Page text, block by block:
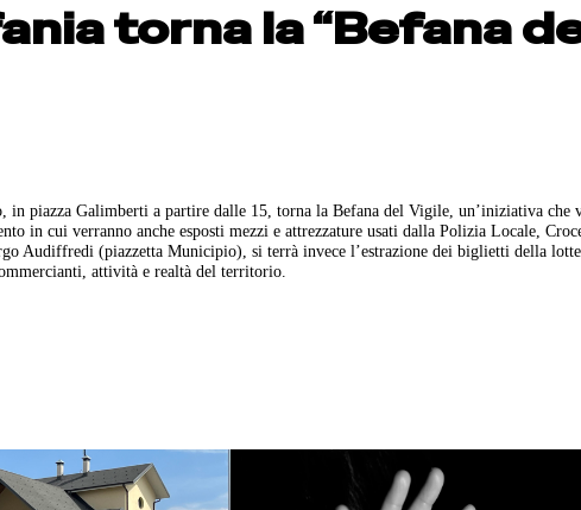
torna la “Befana
in piazza Galimberti a partire dalle 15, torna la Befana del Vigile, un’iniziativa che
in cui verranno anche esposti mezzi e attrezzature usati dalla Polizia Locale,
Audiffredi (piazzetta Municipio), si terrà invece l’estrazione dei biglietti della
attività e realtà del territorio.